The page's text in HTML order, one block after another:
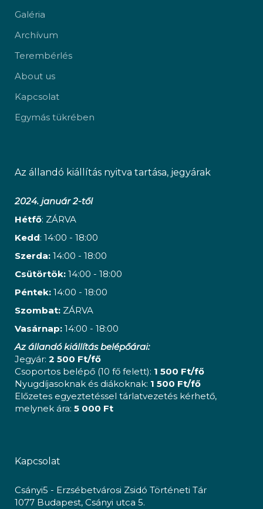
Galéria
Archívum
Terembérlés
About us
Kapcsolat
Egymás tükrében
Az állandó kiállítás nyitva tartása, jegyárak
2024. január 2-től
Hétfő: ZÁRVA
Kedd: 14:00 - 18:00
Szerda: 14:00 - 18:00
Csütörtök: 14:00 - 18:00
Péntek: 14:00 - 18:00
Szombat: ZÁRVA
Vasárnap: 14:00 - 18:00
Az állandó kiállítás belépőárai:
Jegyár: 2 500 Ft/fő
Csoportos belépő (10 fő felett): 1 500 Ft/fő
Nyugdíjasoknak és diákoknak: 1 500 Ft/fő
Előzetes egyeztetéssel tárlatvezetés kérhető,
melynek ára: 5 000 Ft
Kapcsolat
Csányi5 - Erzsébetvárosi Zsidó Történeti Tár
1077 Budapest, Csányi utca 5.